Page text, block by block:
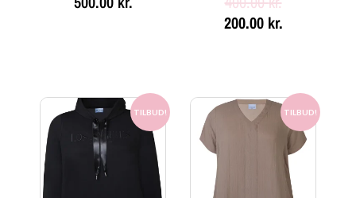
200.00 kr.
TILBUD!
Den
oprindelige
pris
var:
500.00 kr..
Den
aktuelle
pris
300.00 kr..
TILBUD!
Den
oprindelige
400.00 kr..
Den
aktuelle
pris
er:
200.00 kr..